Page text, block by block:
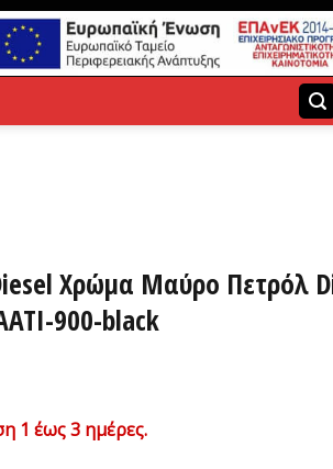
Χρώμα Μαύρο Πετρόλ
900-black
1 έως 3 ημέρες.